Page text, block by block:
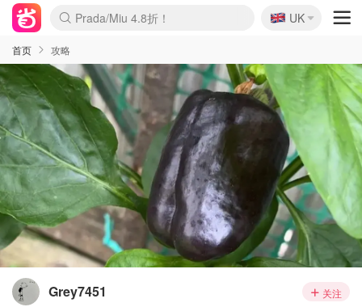
Prada/Miu 4.8折！
🇬🇧
UK
首页 攻略
Grey7451 关注